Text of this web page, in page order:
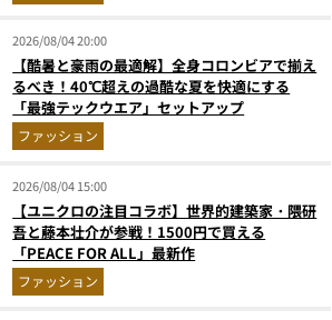
2026/08/04 20:00
【酷暑と豪雨の最適解】全身コロンビアで揃え
るべき！40℃超えの過酷な夏を快適にする
「最強テックウエア」セットアップ
ファッション
2026/08/04 15:00
【ユニクロの注目コラボ】世界的建築家・隈研
吾と藤本壮介が参戦！1500円で買える
「PEACE FOR ALL」最新作
ファッション